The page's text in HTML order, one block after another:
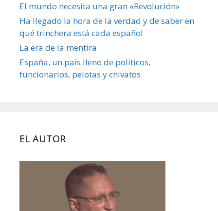
El mundo necesita una gran «Revolución»
Ha llegado la hora de la verdad y de saber en
qué trinchera está cada español
La era de la mentira
España, un país lleno de políticos,
funcionarios, pelotas y chivatos
EL AUTOR